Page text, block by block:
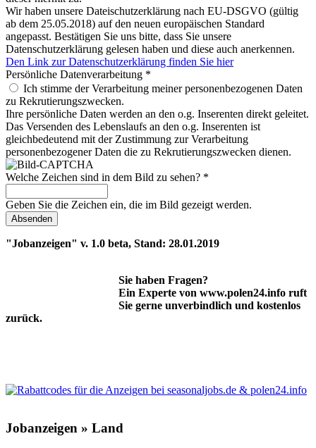
Wir haben unsere Dateischutzerklärung nach EU-DSGVO (gültig
ab dem 25.05.2018) auf den neuen europäischen Standard
angepasst. Bestätigen Sie uns bitte, dass Sie unsere
Datenschutzerklärung gelesen haben und diese auch anerkennen.
Den Link zur Datenschutzerklärung finden Sie hier
Persönliche Datenverarbeitung *
Ich stimme der Verarbeitung meiner personenbezogenen Daten
zu Rekrutierungszwecken.
Ihre persönliche Daten werden an den o.g. Inserenten direkt geleitet.
Das Versenden des Lebenslaufs an den o.g. Inserenten ist
gleichbedeutend mit der Zustimmung zur Verarbeitung
personenbezogener Daten die zu Rekrutierungszwecken dienen.
Welche Zeichen sind in dem Bild zu sehen? *
Geben Sie die Zeichen ein, die im Bild gezeigt werden.
"Jobanzeigen" v. 1.0 beta, Stand: 28.01.2019
Sie haben Fragen?
Ein Experte von www.polen24.info ruft
Sie gerne unverbindlich und kostenlos
zurück.
Jobanzeigen » Land